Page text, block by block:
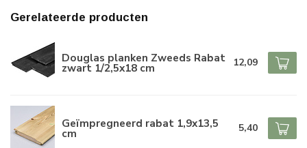
Gerelateerde producten
Douglas planken Zweeds Rabat
zwart 1/2,5x18 cm 12,09
Geïmpregneerd rabat 1,9x13,5
cm 5,40